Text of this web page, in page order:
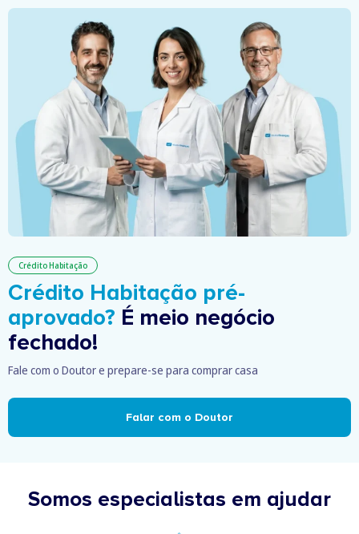
Crédito Habitação
Crédito Habitação pré-
aprovado? É meio negócio
fechado!
Fale com o Doutor e prepare-se para comprar casa
Falar com o Doutor
Somos especialistas em ajudar